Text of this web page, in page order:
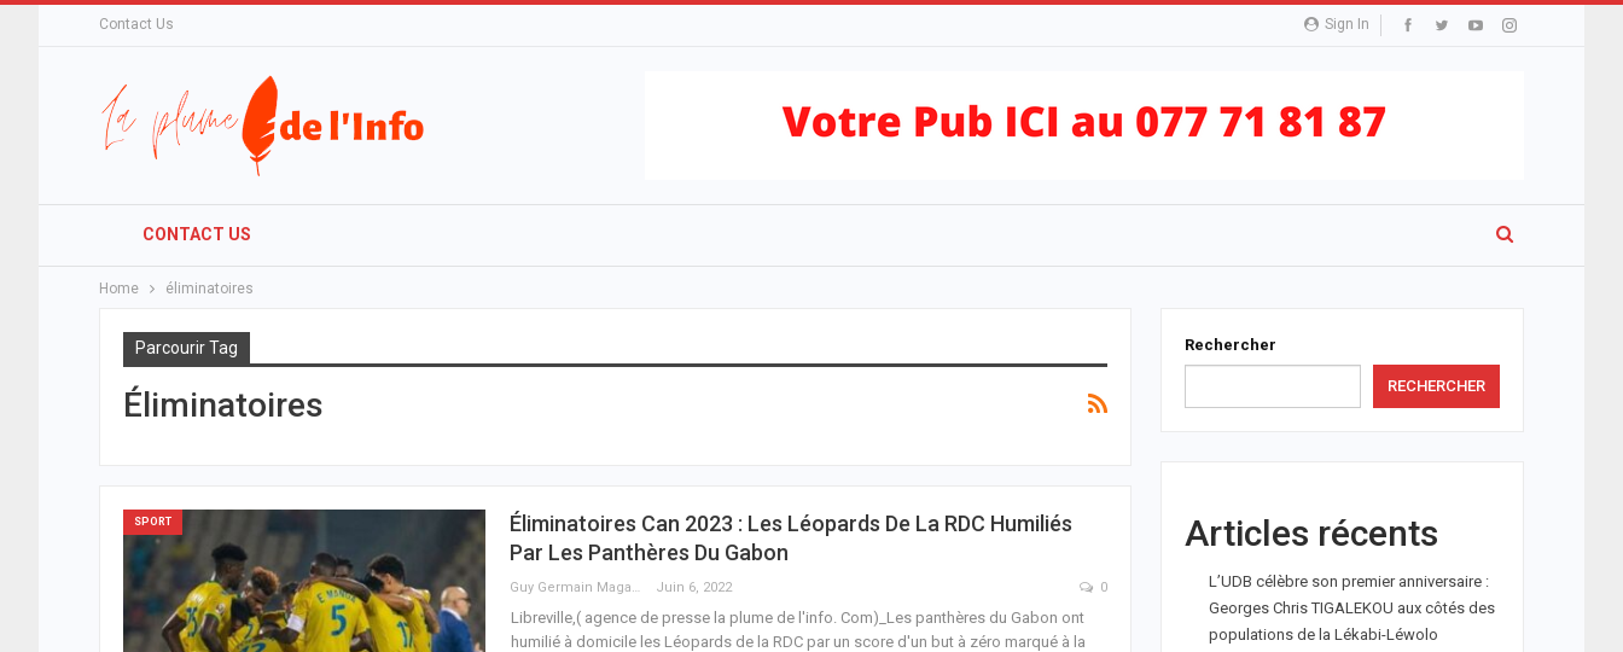
Sign In
Contact Us
CONTACT US
Home éliminatoires
Parcourir Tag
Éliminatoires
SPORT
Éliminatoires Can 2023 : Les Léopards De La RDC Humiliés
Par Les Panthères Du Gabon
Guy Germain Maganga Nziengui Juin 6, 2022 0
Libreville,( agence de presse la plume de l'info. Com)_Les panthères du Gabon ont
humilié à domicile les Léopards de la RDC par un score d'un but à zéro marqué à la
Rechercher
RECHERCHER
Articles récents
L’UDB célèbre son premier anniversaire :
Georges Chris TIGALEKOU aux côtés des
populations de la Lékabi-Léwolo